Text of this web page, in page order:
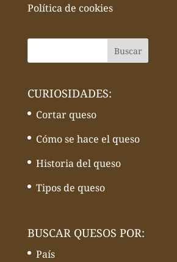
Política de cookies
CURIOSIDADES:
Cortar queso
Cómo se hace el queso
Historia del queso
Tipos de queso
BUSCAR QUESOS POR:
País